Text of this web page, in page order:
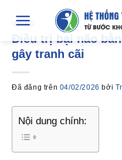
nội
dung
VIDEO
Điều trị bại não
gây tranh cãi
Đã đăng trên 04/02/2026 bởi
Nội dung chính: